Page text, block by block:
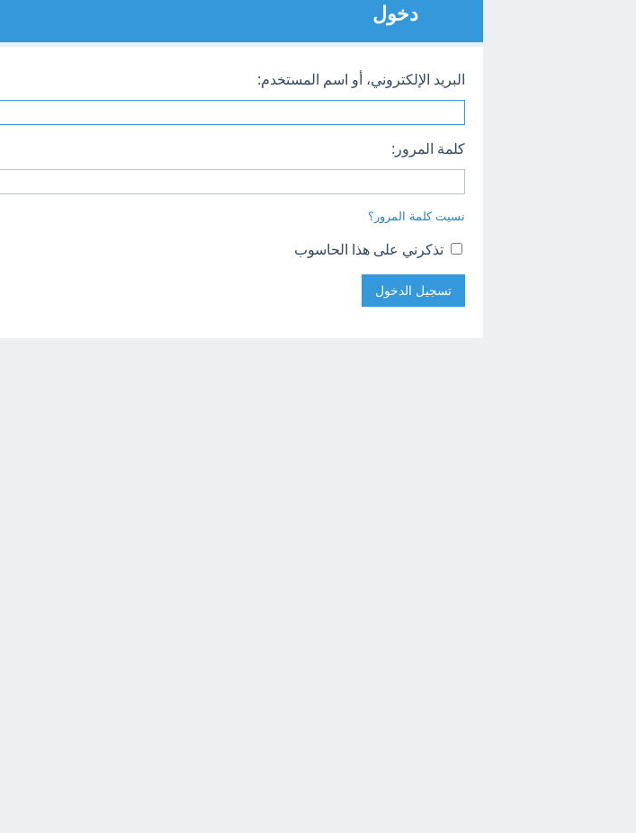
دخول
البريد الإلكتروني، أو اسم المستخدم:
كلمة المرور:
نسيت كلمة المرور؟
تذكرني على هذا الحاسوب